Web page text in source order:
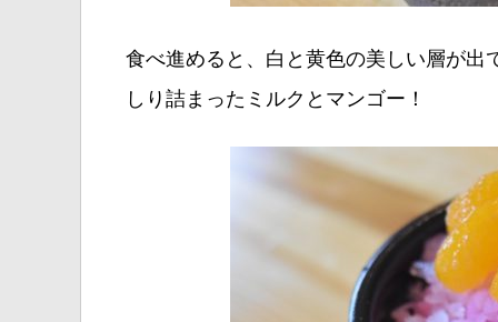
食べ進めると、白と黄色の美しい層が
しり詰まったミルクとマンゴー！